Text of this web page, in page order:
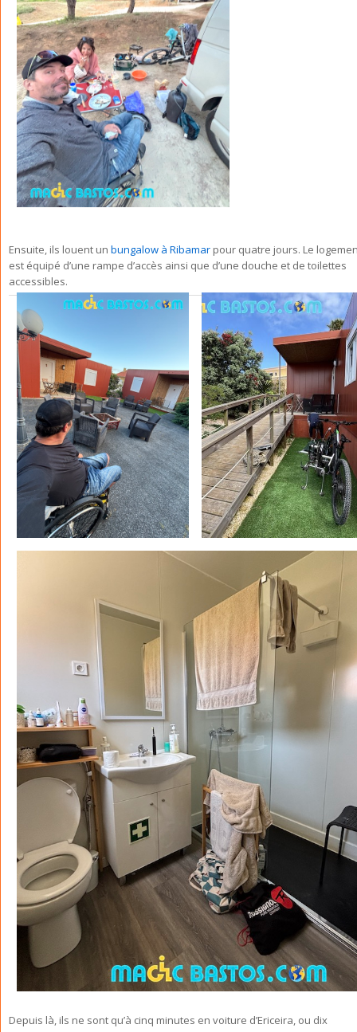
Ensuite, ils louent un bungalow à Ribamar pour quatre jours. Le
est équipé d’une rampe d’accès ainsi que d’une douche et de toilettes
accessibles.
Depuis là, ils ne sont qu’à cinq minutes en voiture d’Ericeira, ou dix